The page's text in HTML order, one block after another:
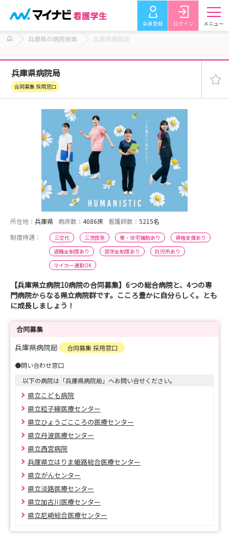
会員登録 ログイン メニュー
兵庫県の病院検索 兵庫県病院局
兵庫県病院局
合同募集 採用窓口
所在地： 兵庫県 病床数： 4086床 看護師数： 5215名
制度待遇：
三交代 三次救急 寮・住宅補助あり
資格支援あり
退職金制度あり
奨学金制度あり
託児所あり
マイカー通勤OK
【兵庫県立病院10病院の合同募集】6つの総合病院と、4つの専
門病院からなる県立病院群です。こころ豊かに自分らしく。とも
に成長しましょう！
合同募集
兵庫県病院局
合同募集 採用窓口
●問い合わせ窓口
以下の病院は「兵庫県病院局」へお問い合せください。
県立こども病院
県立粒子線医療センター
県立ひょうごこころの医療センター
県立丹波医療センター
県立西宮病院
兵庫県立はりま姫路総合医療センター
県立がんセンター
県立淡路医療センター
県立加古川医療センター
県立尼崎総合医療センター